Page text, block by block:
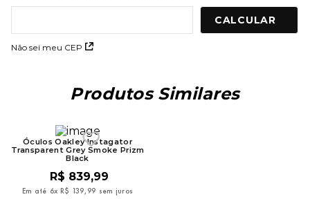
Não sei meu CEP
Produtos Similares
Óculos Oakley Instagator
Transparent Grey Smoke Prizm
Black
R$ 839,99
Em até 6x R$ 139, 99 sem juros